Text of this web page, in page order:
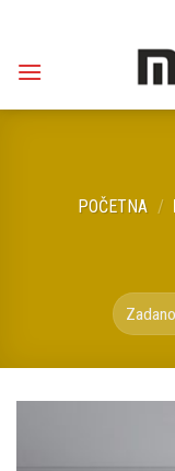
content
POČETNA /